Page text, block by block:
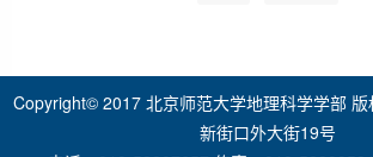
Copyright© 2017 北京师范大学地理科学学部
新街口外大街19号